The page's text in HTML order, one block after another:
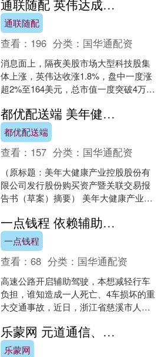
报，杰....
通联随配 英伟达成首家市值超4万亿美元公司，通信ETF（515880）光模块占比近30%，深度受益于海外映射逻辑
通联随配
查看： 196 分类： 国华通配资
消息面上，隔夜美股市场大型科技股集
体上涨，英伟达收涨1.8%，盘中一度涨
超2%至164美元，总市值一度突破4万亿
力领域的业绩爆....
都优配送端 美年健康 美年大健康产业控股股份有限公司发行股份购买资产暨关联交易报告书（草案）摘要简述
都优配送端
查看： 157 分类： 国华通配资
（原标题：美年大健康产业控股股份有
限公司发行股份购买资产暨关联交易报
告书（草案）摘要） 美年大健康产业控
购买交易对方持有的衡阳....一点钱程 依赖辅助驾驶致1死亡4车损坏 检方相对不起诉
一点钱程
查看：68 分类： 国华通配资
高速公路开启辅助驾驶，本想减轻行车
负担，谁知造成一人死亡、4车损坏的重
大交通事故，近日，浙江省慈溪市人民
2024年9月23日，....
乐蒙网 元道通信、交大昂立遭证监会立案 投资者或可索赔
乐蒙网